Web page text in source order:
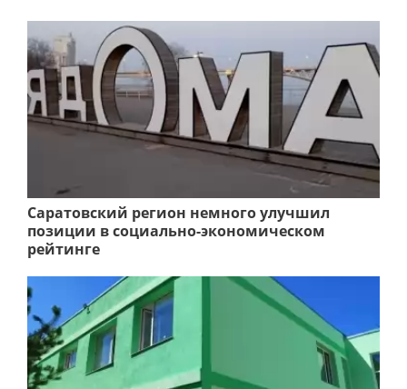
Саратовский регион немного улучшил
позиции в социально-экономическом
рейтинге